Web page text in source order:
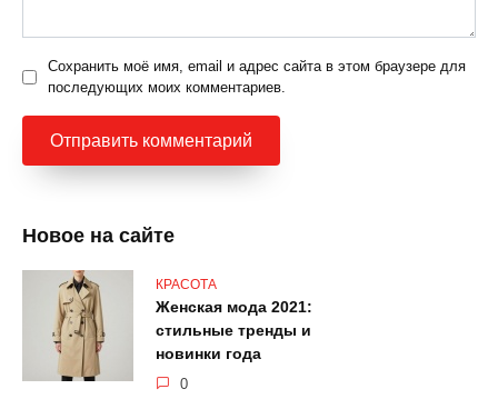
Сохранить моё имя, email и адрес сайта в этом браузере для
последующих моих комментариев.
Новое на сайте
КРАСОТА
Женская мода 2021:
стильные тренды и
новинки года
0